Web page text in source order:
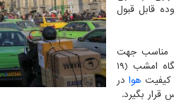
قابل قبول
مناسب جهت
پراکندگی آلاینده ها فراهم نخواهد شد بدین سبب در شامگاه امشب (۱۹
کیفیت هوا در
بگیرد.